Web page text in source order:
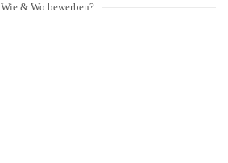
Wie & Wo bewerben?